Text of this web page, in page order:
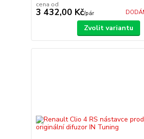
cena od
3 432,00 Kč/pár
Zvolit variantu